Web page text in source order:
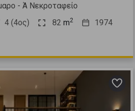
- Ά Νεκροταφείο
4 (4ος) 82 m2 1974